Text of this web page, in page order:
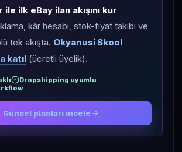
ilk eBay ilan akışını kur
kâr hesabı, stok-fiyat takibi ve
tek akışta. Okyanusi Skool
katıl (ücretli üyelik).
Dropshipping uyumlu
Güncel planları incele